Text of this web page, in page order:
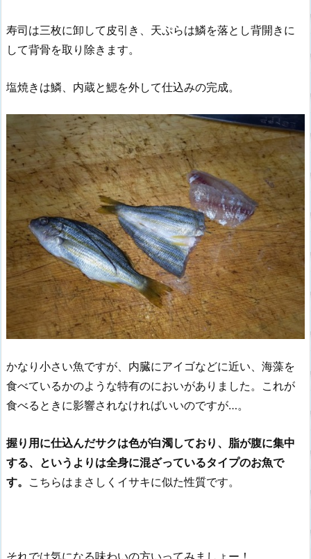
寿司は三枚に卸して皮引き、天ぷらは鱗を落とし背開きに
して背骨を取り除きます。
塩焼きは鱗、内蔵と鰓を外して仕込みの完成。
かなり小さい魚ですが、内臓にアイゴなどに近い、海藻を
食べているかのような特有のにおいがありました。これが
食べるときに影響されなければいいのですが…。
握り用に仕込んだサクは色が白濁しており、脂が腹に集中
する、というよりは全身に混ざっているタイプのお魚で
す。 こちらはまさしくイサキに似た性質です。
それでは気になる味わいの方いってみましょー！